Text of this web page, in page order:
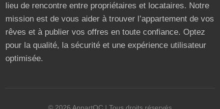
lieu de rencontre entre propriétaires et locataires. Notre
mission est de vous aider à trouver l’appartement de vos
rêves et à publier vos offres en toute confiance. Optez
pour la qualité, la sécurité et une expérience utilisateur
optimisée.